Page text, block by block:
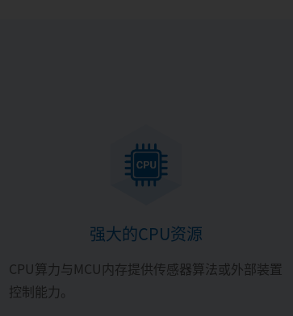
强大的CPU资源
CPU算力与MCU内存提供传感器算法或外部装置
控制能力。